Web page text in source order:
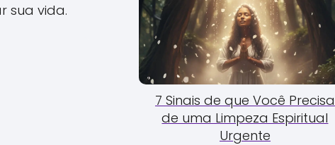
sua vida.
7 Sinais de que Você Precisa
de uma Limpeza Espiritual
Urgente